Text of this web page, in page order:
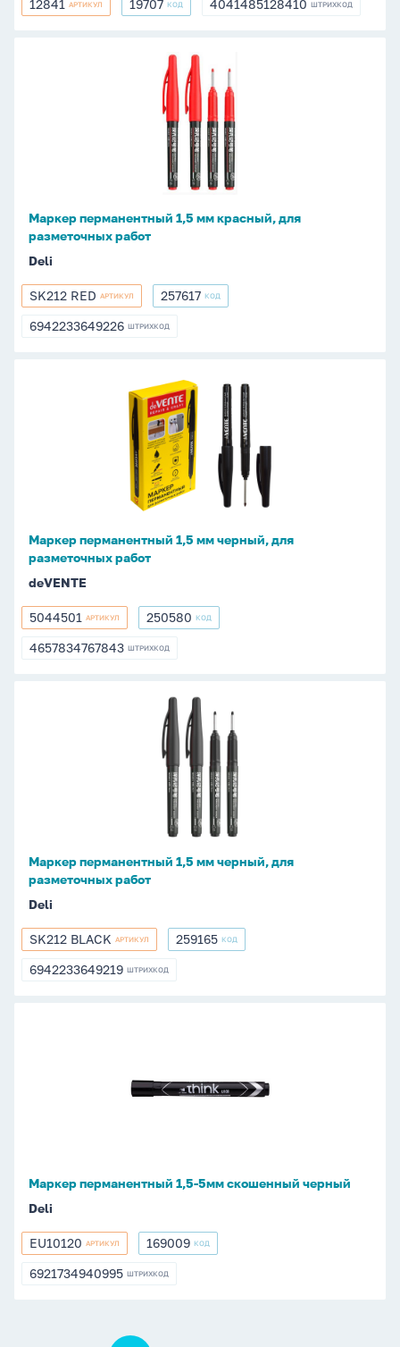
12841
12841 АРТИКУЛ 19707
19707 КОД 4041485128410
4041485128410 ШТРИХКОД
Маркер перманентный 1,5 мм красный, для
разметочных работ
Deli
SK212
RED
SK212 RED АРТИКУЛ 257617
257617 КОД
6942233649226
6942233649226 ШТРИХКОД
перманентный
разметочных
Маркер перманентный 1,5 мм черный, для
разметочных работ
deVENTE
5044501
5044501 АРТИКУЛ 250580
250580 КОД
4657834767843
4657834767843 ШТРИХКОД
Маркер перманентный 1,5 мм черный, для
разметочных работ
Deli
SK212
BLACK
SK212 BLACK АРТИКУЛ 259165
259165 КОД
6942233649219
6942233649219 ШТРИХКОД
Маркер перманентный 1,5-5мм скошенный черный
Deli
EU10120
EU10120 АРТИКУЛ 169009
169009 КОД
6921734940995
6921734940995 ШТРИХКОД